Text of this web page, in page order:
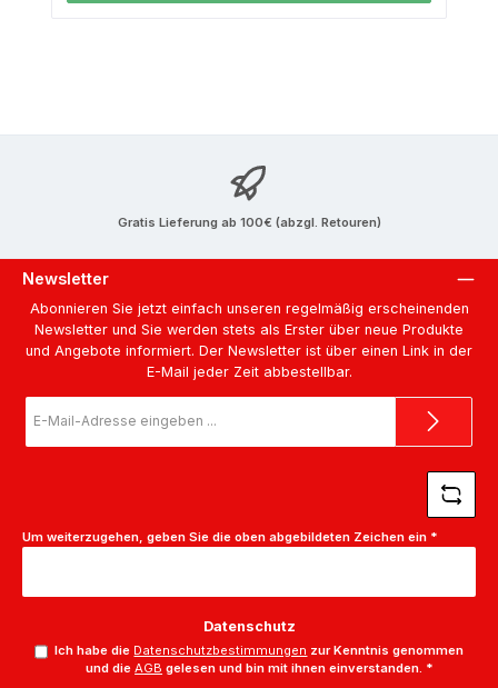
Gratis Lieferung ab 100€ (abzgl. Retouren)
Newsletter
Abonnieren Sie jetzt einfach unseren regelmäßig erscheinenden
Newsletter und Sie werden stets als Erster über neue Produkte
und Angebote informiert. Der Newsletter ist über einen Link in der
E-Mail jeder Zeit abbestellbar.
Mail-
Um weiterzugehen, geben Sie die oben abgebildeten Zeichen ein *
Datenschutz
Ich habe die Datenschutzbestimmungen zur Kenntnis genommen
und dieAGB gelesen und bin mit ihnen einverstanden. *